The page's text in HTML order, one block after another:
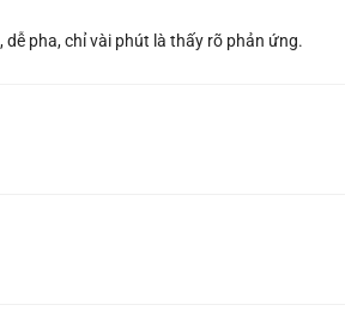
pha, chỉ vài phút là thấy rõ phản ứng.